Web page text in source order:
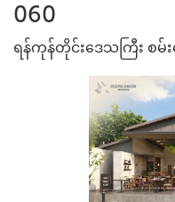
060
ရန်ကုန်တိုင်းဒေသကြီး စမ်း